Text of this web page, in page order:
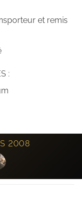
et remis
:
2008